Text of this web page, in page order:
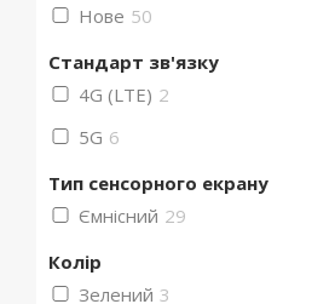
Нове 50
Стандарт зв'язку
4G (LTE) 2
5G 6
Тип сенсорного екрану
Ємнісний 29
Колір
Зелений 3